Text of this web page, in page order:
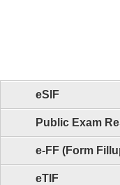
eSIF
Public Exam
e-FF (Form
eTIF